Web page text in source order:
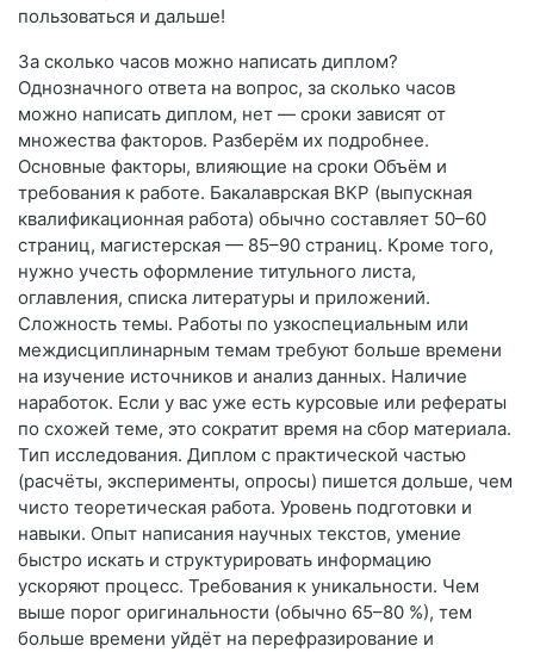
пользоваться и дальше!
За сколько часов можно написать диплом?
Однозначного ответа на вопрос, за сколько часов
можно написать диплом, нет — сроки зависят от
множества факторов. Разберём их подробнее.
Основные факторы, влияющие на сроки Объём и
требования к работе. Бакалаврская ВКР (выпускная
квалификационная работа) обычно составляет 50–60
страниц, магистерская — 85–90 страниц. Кроме того,
нужно учесть оформление титульного листа,
оглавления, списка литературы и приложений.
Сложность темы. Работы по узкоспециальным или
междисциплинарным темам требуют больше времени
на изучение источников и анализ данных. Наличие
наработок. Если у вас уже есть курсовые или рефераты
по схожей теме, это сократит время на сбор материала.
Тип исследования. Диплом с практической частью
(расчёты, эксперименты, опросы) пишется дольше, чем
чисто теоретическая работа. Уровень подготовки и
навыки. Опыт написания научных текстов, умение
быстро искать и структурировать информацию
ускоряют процесс. Требования к уникальности. Чем
выше порог оригинальности (обычно 65–80 %), тем
больше времени уйдёт на перефразирование и